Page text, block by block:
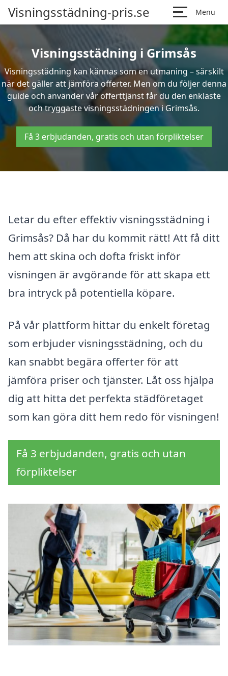
Visningsstädning-pris.se Menu
Visningsstädning i Grimsås
Visningsstädning kan kännas som en utmaning – särskilt
när det gäller att jämföra offerter. Men om du följer denna
guide och använder vår offerttjänst får du den enklaste
och tryggaste visningsstädningen i Grimsås.
Få 3 erbjudanden, gratis och utan förpliktelser
Letar du efter effektiv visningsstädning i
Grimsås? Då har du kommit rätt! Att få ditt
hem att skina och dofta friskt inför
visningen är avgörande för att skapa ett
bra intryck på potentiella köpare.
På vår plattform hittar du enkelt företag
som erbjuder visningsstädning, och du
kan snabbt begära offerter för att
jämföra priser och tjänster. Låt oss hjälpa
dig att hitta det perfekta städföretaget
som kan göra ditt hem redo för visningen!
Få 3 erbjudanden, gratis och utan
förpliktelser